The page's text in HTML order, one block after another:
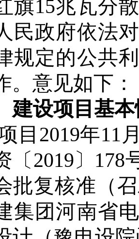
旗15兆瓦分
民政府依法
规定的公共
。意见如下：
建设项目基
目2019年11
〔2019〕178
批复核准（
集团河南省